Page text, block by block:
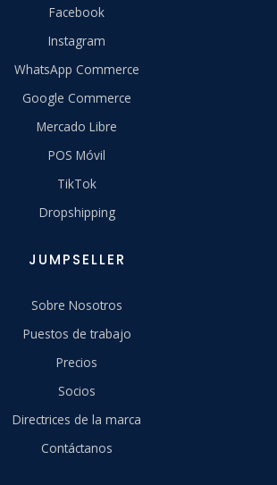
Facebook
Instagram
WhatsApp Commerce
Google Commerce
Mercado Libre
POS Móvil
TikTok
Dropshipping
JUMPSELLER
Sobre Nosotros
Puestos de trabajo
Precios
Socios
Directrices de la marca
Contáctanos